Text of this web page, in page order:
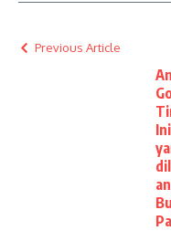
Previous Article
Ini
an